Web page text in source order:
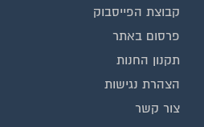
קבוצת הפייסבוק
פרסום באתר
תקנון החנות
הצהרת נגישות
צור קשר